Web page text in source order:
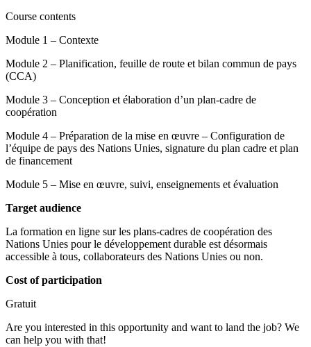
Course contents
Module 1 – Contexte
Module 2 – Planification, feuille de route et bilan commun de pays
(CCA)
Module 3 – Conception et élaboration d’un plan-cadre de
coopération
Module 4 – Préparation de la mise en œuvre – Configuration de
l’équipe de pays des Nations Unies, signature du plan cadre et plan
de financement
Module 5 – Mise en œuvre, suivi, enseignements et évaluation
Target audience
La formation en ligne sur les plans-cadres de coopération des
Nations Unies pour le développement durable est désormais
accessible à tous, collaborateurs des Nations Unies ou non.
Cost of participation
Gratuit
Are you interested in this opportunity and want to land the job? We
can help you with that!